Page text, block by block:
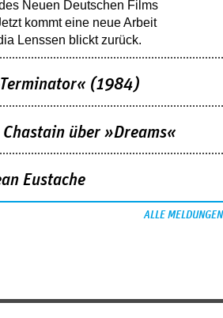
Neuen Deutschen Films
kommt eine neue Arbeit
Lenssen blickt zurück.
(1984)
über »Dreams«
Eustache
ALLE MELDUNGEN